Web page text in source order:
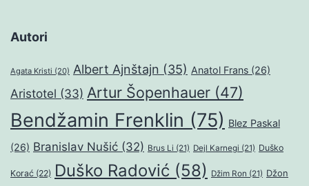
Autori
Agata Kristi (20) Albert Ajnštajn (35) Anatol Frans (26)
Aristotel (33) Artur Šopenhauer (47)
Bendžamin Frenklin (75) Blez Paskal
(26) Branislav Nušić (32) Brus Li (21) Dejl Karnegi (21) Duško
Korać (22) Duško Radović (58) Džim Ron (21) Džon